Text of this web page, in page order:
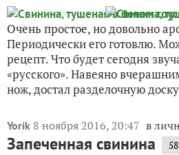
Очень простое, но довольно
Периодически его готовлю.
рецепт. Что будет сегодня
«русского». Навеяно
нож, достал разделочную
Yorik 8 ноября 2016, 20:47 в
Запеченная свинина 58